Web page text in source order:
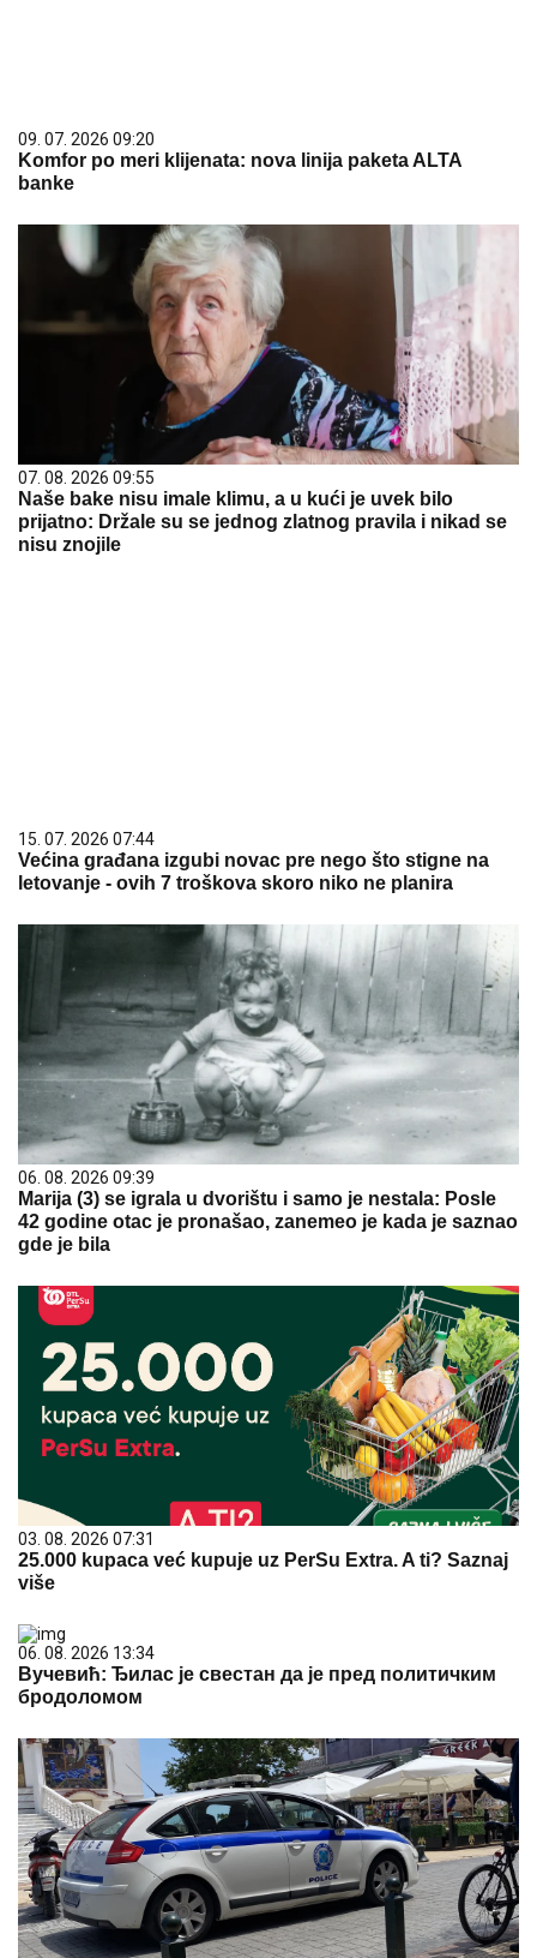
09. 07. 2026 09:20
Komfor po meri klijenata: nova linija paketa ALTA
banke
07. 08. 2026 09:55
Naše bake nisu imale klimu, a u kući je uvek bilo
prijatno: Držale su se jednog zlatnog pravila i nikad se
nisu znojile
15. 07. 2026 07:44
Većina građana izgubi novac pre nego što stigne na
letovanje - ovih 7 troškova skoro niko ne planira
06. 08. 2026 09:39
Marija (3) se igrala u dvorištu i samo je nestala: Posle
42 godine otac je pronašao, zanemeo je kada je saznao
gde je bila
03. 08. 2026 07:31
25.000 kupaca već kupuje uz PerSu Extra. A ti? Saznaj
više
06. 08. 2026 13:34
Вучевић: Ђилас је свестан да је пред политичким
бродоломом